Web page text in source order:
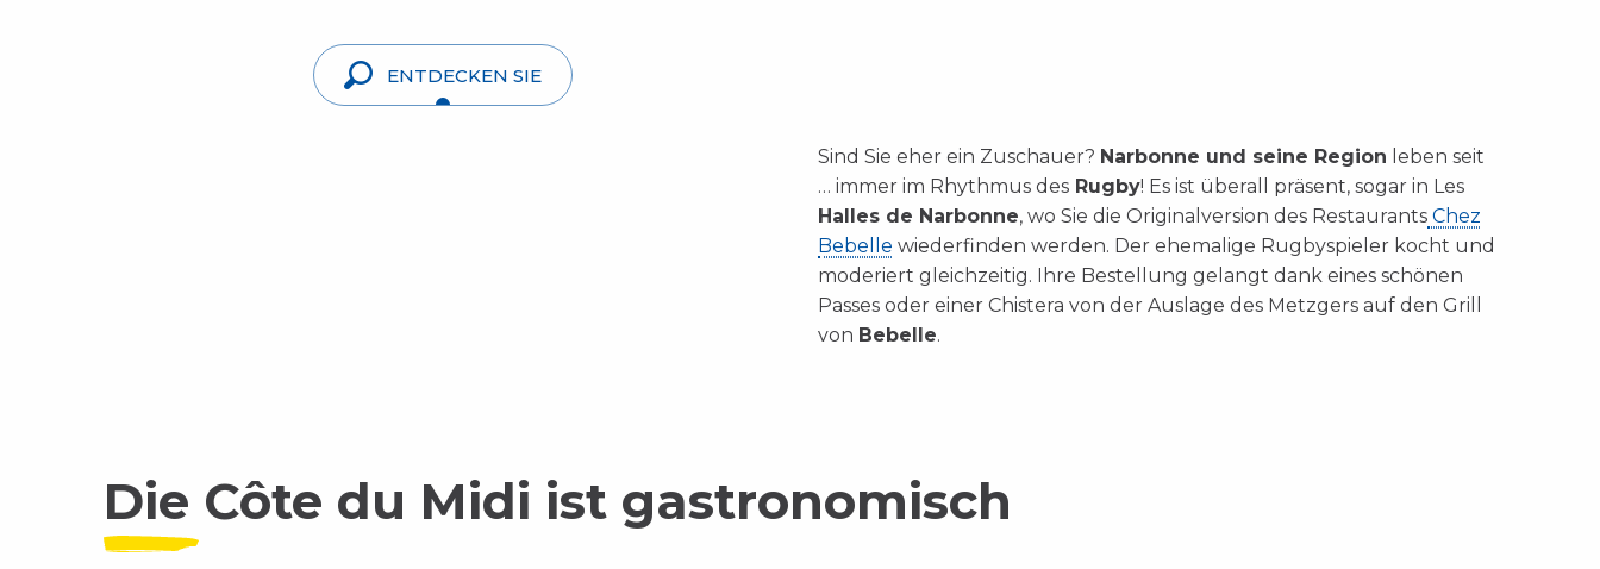
ENTDECKEN SIE
Sind Sie eher ein Zuschauer? Narbonne und seine Region leben seit
… immer im Rhythmus des Rugby! Es ist überall präsent, sogar in Les
Halles de Narbonne, wo Sie die Originalversion des Restaurants Chez
Bebelle wiederfinden werden. Der ehemalige Rugbyspieler kocht und
moderiert gleichzeitig. Ihre Bestellung gelangt dank eines schönen
Passes oder einer Chistera von der Auslage des Metzgers auf den Grill
von Bebelle.
Die Côte du Midi ist gastronomisch